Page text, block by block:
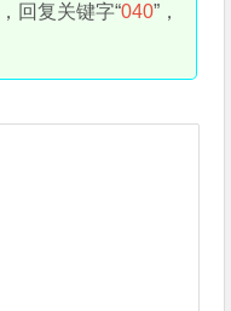
，回复关键字“040”，